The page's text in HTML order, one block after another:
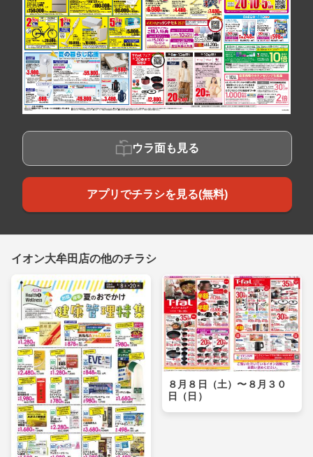
ウラ面も見る
アプリでチラシを見る(無料)
イオン大牟田店の他のチラシ
８月８日（土）〜８月３０
日（日）